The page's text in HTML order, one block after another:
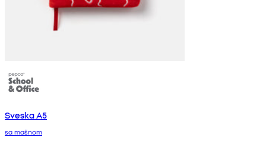
Sveska A5
sa mašnom